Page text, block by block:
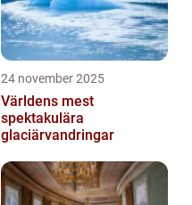
24 november 2025
Världens mest
spektakulära
glaciärvandringar